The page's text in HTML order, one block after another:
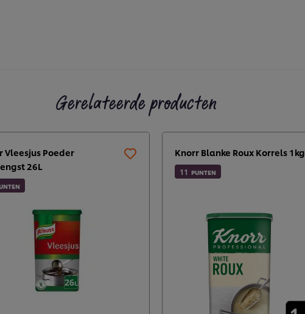
Gerelateerde producten
Vleesjus Poeder
26L
Knorr Blanke Roux Korrels 1kg
11 PUNTEN